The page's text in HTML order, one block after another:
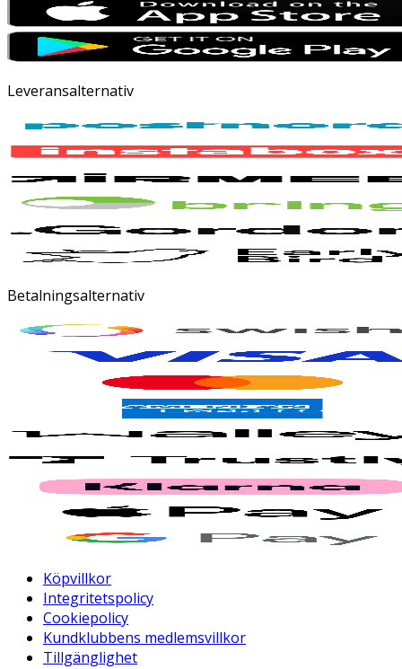
Leveransalternativ
Betalningsalternativ
Köpvillkor
Integritetspolicy
Cookiepolicy
Kundklubbens medlemsvillkor
Tillgänglighet